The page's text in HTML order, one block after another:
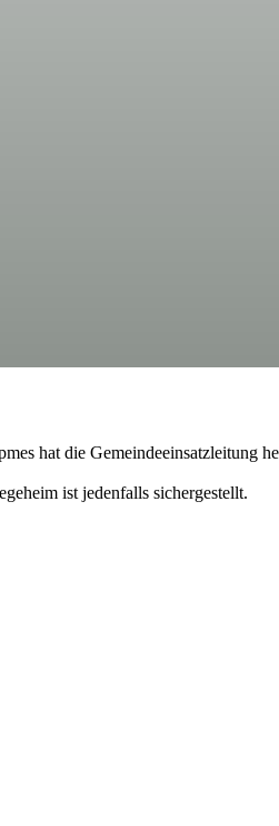
hat die Gemeindeeinsatzleitung
ist jedenfalls sichergestellt.